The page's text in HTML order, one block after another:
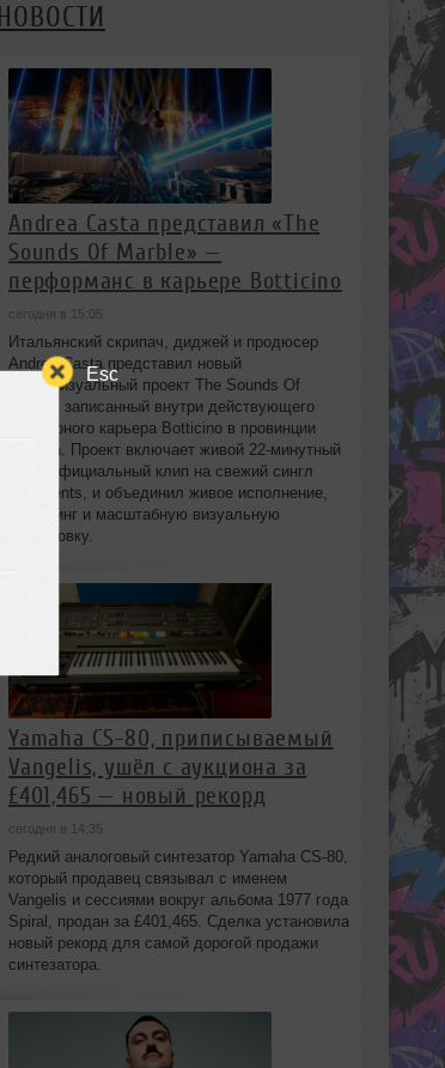
Esc
НОВОСТИ
Andrea Casta представил «The
Sounds Of Marble» —
перформанс в карьере Botticino
сегодня в 15:05
Итальянский скрипач, диджей и продюсер
Andrea Casta представил новый
аудиовизуальный проект The Sounds Of
Marble, записанный внутри действующего
мраморного карьера Botticino в провинции
Brescia. Проект включает живой 22‑минутный
сет и официальный клип на свежий сингл
Fragments, и объединил живое исполнение,
диджеинг и масштабную визуальную
постановку.
Yamaha CS-80, приписываемый
Vangelis, ушёл с аукциона за
£401,465 — новый рекорд
сегодня в 14:35
Редкий аналоговый синтезатор Yamaha CS-80,
который продавец связывал с именем
Vangelis и сессиями вокруг альбома 1977 года
Spiral, продан за £401,465. Сделка установила
новый рекорд для самой дорогой продажи
синтезатора.